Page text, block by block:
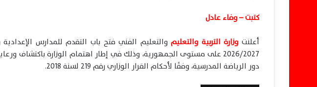
كتبت – وفاء عادل
أعلنت وزارة التربية والتعليموالتعليم الفني فتح باب التقدم للمدارس الإعدادية
2026/2027 على مستوى الجمهورية، وذلك في إطار اهتمام الوزارة باكتشاف
دور الرياضة المدرسية، وفقًا لأحكام القرار الوزاري رقم 219 لسنة 2018.